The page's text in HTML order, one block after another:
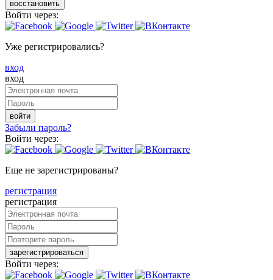
восстановить
Войти через:
Уже регистрировались?
вход
вход
войти
Забыли пароль?
Войти через:
Еще не зарегистрированы?
регистрация
регистрация
зарегистрироваться
Войти через: